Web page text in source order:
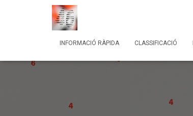
INFORMACIÓ RÀPIDA CLASSIFICACIÓ